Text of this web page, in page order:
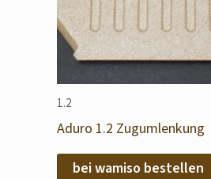
1.2
Aduro 1.2 Zugumlenkung
bei wamiso bestellen